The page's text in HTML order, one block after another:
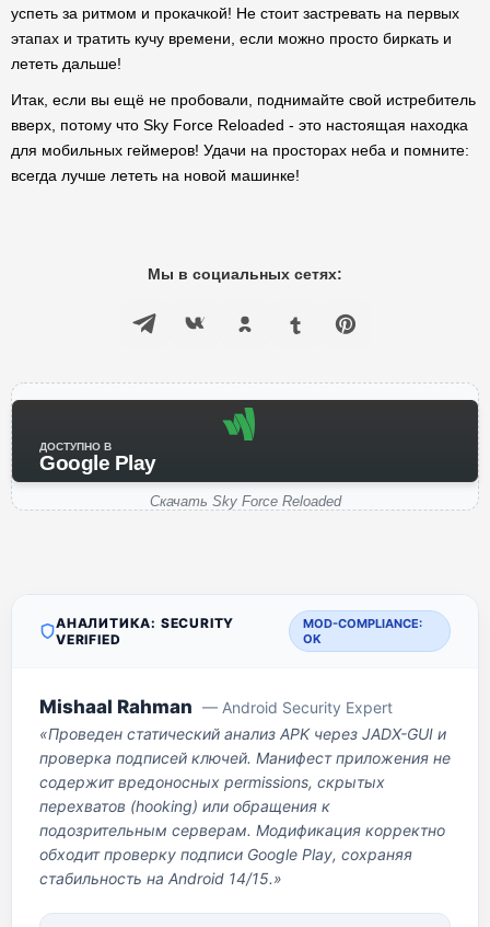
успеть за ритмом и прокачкой! Не стоит застревать на первых
этапах и тратить кучу времени, если можно просто биркать и
лететь дальше!
Итак, если вы ещё не пробовали, поднимайте свой истребитель
вверх, потому что Sky Force Reloaded - это настоящая находка
для мобильных геймеров! Удачи на просторах неба и помните:
всегда лучше лететь на новой машинке!
Мы в социальных сетях:
ДОСТУПНО В
Google Play
Скачать Sky Force Reloaded
АНАЛИТИКА: SECURITY
VERIFIED
MOD-COMPLIANCE:
OK
Mishaal Rahman — Android Security Expert
«Проведен статический анализ APK через JADX-GUI и
проверка подписей ключей. Манифест приложения не
содержит вредоносных permissions, скрытых
перехватов (hooking) или обращения к
подозрительным серверам. Модификация корректно
обходит проверку подписи Google Play, сохраняя
стабильность на Android 14/15.»